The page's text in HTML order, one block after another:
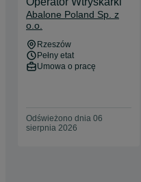
Abalone Poland Sp. z
o.o.
Rzeszów
Pełny etat
Umowa o pracę
Odświeżono dnia 06
sierpnia 2026